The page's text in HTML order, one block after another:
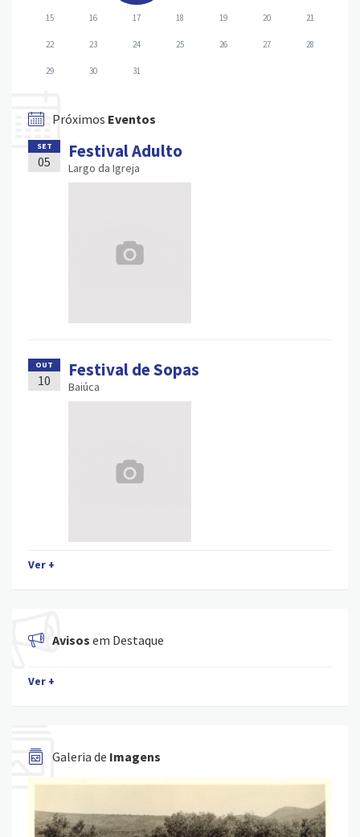
15 16 17 18 19 20 21
22 23 24 25 26 27 28
29 30 31
Próximos Eventos
SET
05 Festival Adulto
Largo da Igreja
OUT
10 Festival de Sopas
Baiúca
Ver +
Avisos em Destaque
Ver +
Galeria de Imagens